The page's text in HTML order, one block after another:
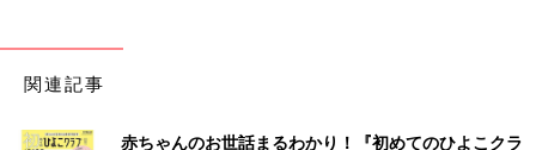
関連記事
赤ちゃんのお世話まるわかり！『初めてのひよこクラ